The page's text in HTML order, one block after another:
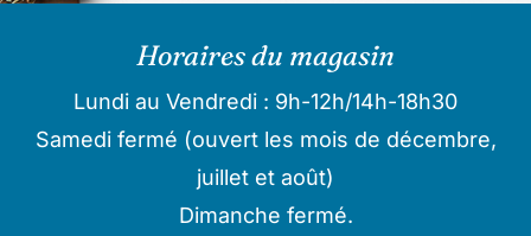
Horaires du magasin
Lundi au Vendredi : 9h-12h/14h-18h30
Samedi fermé (ouvert les mois de décembre,
juillet et août)
Dimanche fermé.